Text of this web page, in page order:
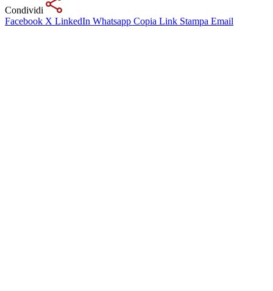
Condividi
Facebook X LinkedIn Whatsapp Copia Link Stampa Email